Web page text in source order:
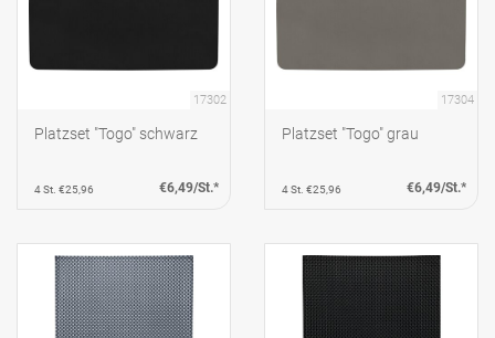
17302
Platzset "Togo" schwarz
4 St. €25,96 €6,49/St.*
17304
Platzset "Togo" grau
4 St. €25,96 €6,49/St.*